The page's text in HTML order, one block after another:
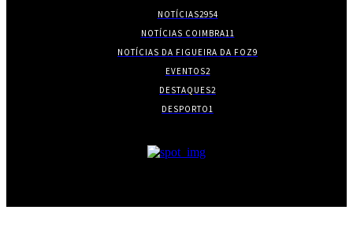
NOTÍCIAS2954
NOTÍCIAS COIMBRA11
NOTÍCIAS DA FIGUEIRA DA FOZ9
EVENTOS2
DESTAQUES2
DESPORTO1